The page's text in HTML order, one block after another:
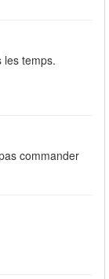
les temps.
commander